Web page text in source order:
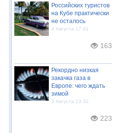
Российских туристов
на Кубе практически
не осталось
4 Августа 17:41
163
Рекордно низкая
закачка газа в
Европе: чего ждать
зимой
3 Августа 13:32
223